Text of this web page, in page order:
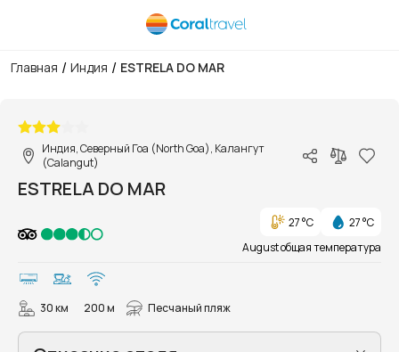
Главная / Индия / ESTRELA DO MAR
Индия, Северный Гоа (North Goa), Калангут
(Calangut)
ESTRELA DO MAR
27 °C
27 °C
August общая температура
30 км 200 м Песчаный пляж